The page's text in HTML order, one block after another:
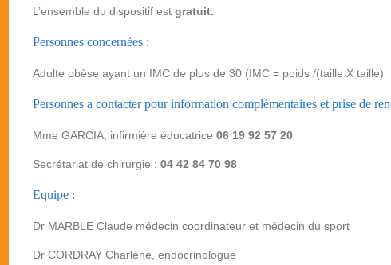
L’ensemble du dispositif est gratuit.
Personnes concernées :
Adulte obèse ayant un IMC de plus de 30 (IMC = poids /(taille X taille)
Personnes a contacter pour information complémentaires et prise de
Mme GARCIA, infirmière éducatrice 06 19 92 57 20
Secrétariat de chirurgie : 04 42 84 70 98
Equipe :
Dr MARBLE Claude médecin coordinateur et médecin du sport
Dr CORDRAY Charlène, endocrinologue